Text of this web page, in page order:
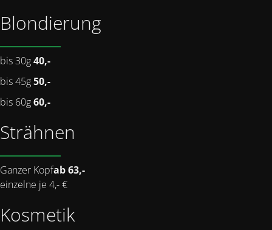
Blondierung
bis 30g40,-
bis 45g50,-
bis 60g60,-
Strähnen
Ganzer Kopfab 63,-
einzelne je 4,- €
Kosmetik